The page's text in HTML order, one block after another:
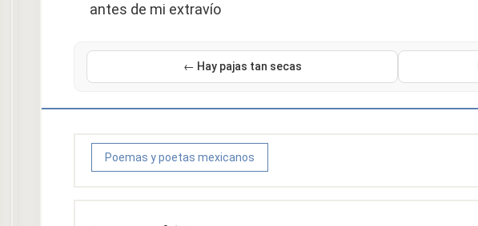
antes de mi extravío
← Hay pajas tan secas
Poemas y poetas mexicanos